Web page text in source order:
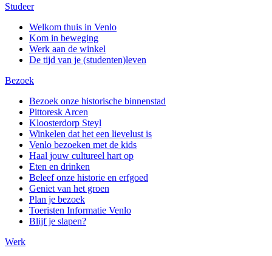
Studeer
Welkom thuis in Venlo
Kom in beweging
Werk aan de winkel
De tijd van je (studenten)leven
Bezoek
Bezoek onze historische binnenstad
Pittoresk Arcen
Kloosterdorp Steyl
Winkelen dat het een lievelust is
Venlo bezoeken met de kids
Haal jouw cultureel hart op
Eten en drinken
Beleef onze historie en erfgoed
Geniet van het groen
Plan je bezoek
Toeristen Informatie Venlo
Blijf je slapen?
Werk